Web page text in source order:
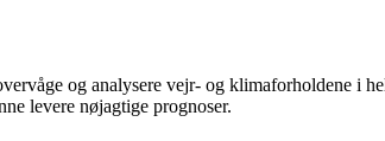
og analysere vejr- og klimaforholdene i
levere nøjagtige prognoser.